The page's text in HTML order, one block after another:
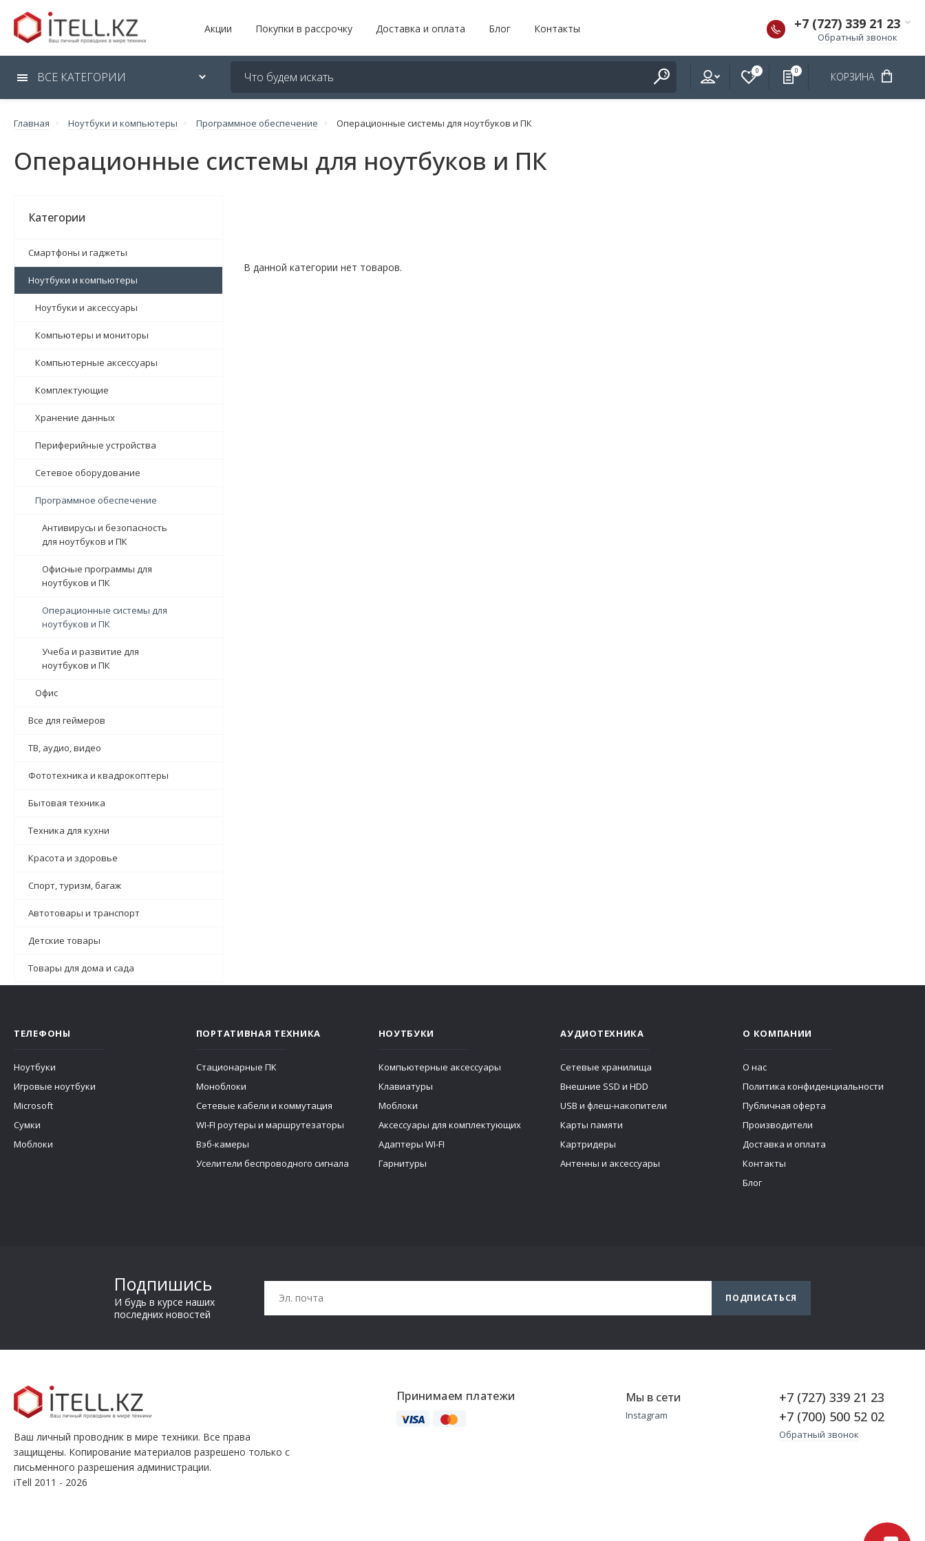
Акции Покупки в рассрочку Доставка и оплата Блог Контакты +7 (727) 339 21 23
Обратный звонок
ВСЕ КАТЕГОРИИ 0 0 КОРЗИНА
Главная Ноутбуки и компьютеры Программное обеспечение Операционные системы для ноутбуков и ПК
Операционные системы для ноутбуков и ПК
Категории
Смартфоны и гаджеты
Ноутбуки и компьютеры
Ноутбуки и аксессуары
Компьютеры и мониторы
Компьютерные аксессуары
Комплектующие
Хранение данных
Периферийные устройства
Сетевое оборудование
Программное обеспечение
Антивирусы и безопасность
для ноутбуков и ПК
Офисные программы для
ноутбуков и ПК
Операционные системы для
ноутбуков и ПК
Учеба и развитие для
ноутбуков и ПК
Офис
Все для геймеров
ТВ, аудио, видео
Фототехника и квадрокоптеры
Бытовая техника
Техника для кухни
Красота и здоровье
Спорт, туризм, багаж
Автотовары и транспорт
Детские товары
Товары для дома и сада
В данной категории нет товаров.
ТЕЛЕФОНЫ
Ноутбуки
Игровые ноутбуки
Microsoft
Сумки
Моблоки
ПОРТАТИВНАЯ ТЕХНИКА
Стационарные ПК
Моноблоки
Сетевые кабели и коммутация
WI-FI роутеры и маршрутезаторы
Вэб-камеры
Уселители беспроводного сигнала
НОУТБУКИ
Компьютерные аксессуары
Клавиатуры
Моблоки
Аксессуары для комплектующих
Адаптеры WI-FI
Гарнитуры
АУДИОТЕХНИКА
Сетевые хранилища
Внешние SSD и HDD
USB и флеш-накопители
Карты памяти
Картридеры
Антенны и аксессуары
О КОМПАНИИ
О нас
Политика конфиденциальности
Публичная оферта
Производители
Доставка и оплата
Контакты
Блог
Подпишись
И будь в курсе наших
последних новостей
ПОДПИСАТЬСЯ
Ваш личный проводник в мире техники. Все права
защищены. Копирование материалов разрешено только с
письменного разрешения администрации.
iTell 2011 - 2026
+7 (727) 339 21 23
+7 (700) 500 52 02
Обратный звонок
Мы в сети
Instagram
Принимаем платежи